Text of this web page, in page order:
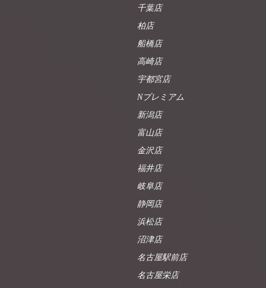
千葉店
柏店
船橋店
高崎店
宇都宮店
Nプレミアム
新潟店
富山店
金沢店
福井店
岐阜店
静岡店
浜松店
沼津店
名古屋駅前店
名古屋栄店